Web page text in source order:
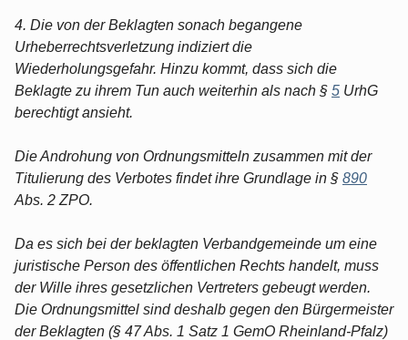
4. Die von der Beklagten sonach begangene
Urheberrechtsverletzung indiziert die
Wiederholungsgefahr. Hinzu kommt, dass sich die
Beklagte zu ihrem Tun auch weiterhin als nach § 5 UrhG
berechtigt ansieht.
Die Androhung von Ordnungsmitteln zusammen mit der
Titulierung des Verbotes findet ihre Grundlage in § 890
Abs. 2 ZPO.
Da es sich bei der beklagten Verbandgemeinde um eine
juristische Person des öffentlichen Rechts handelt, muss
der Wille ihres gesetzlichen Vertreters gebeugt werden.
Die Ordnungsmittel sind deshalb gegen den Bürgermeister
der Beklagten (§ 47 Abs. 1 Satz 1 GemO Rheinland-Pfalz)